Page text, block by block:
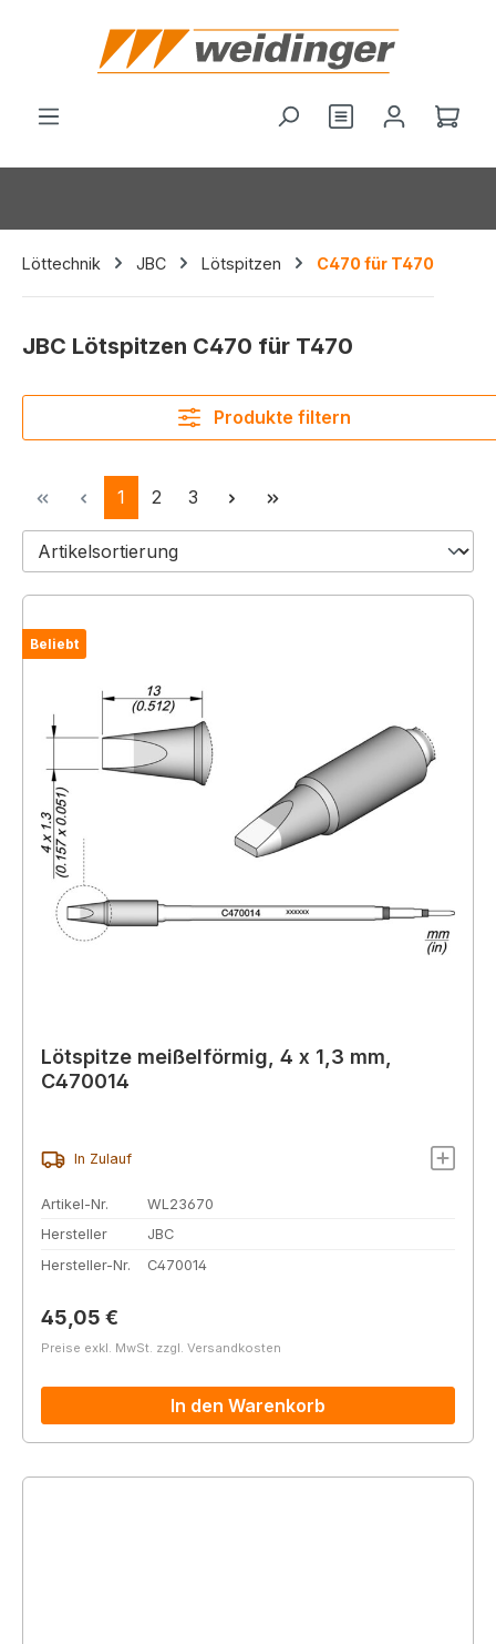
springen
Du hast 0
Löttechnik JBC Lötspitzen C470 für T470
JBC Lötspitzen C470 für T470
Produkte filtern
Seite
1 Seite
2 Seite
3
Beliebt
Lötspitze meißelförmig, 4 x 1,3 mm,
C470014
In Zulauf
Artikel-Nr.
WL23670
Hersteller
JBC
Hersteller-Nr.
C470014
Regulärer Preis:
45,05 €
Preise exkl. MwSt. zzgl. Versandkosten
In den Warenkorb